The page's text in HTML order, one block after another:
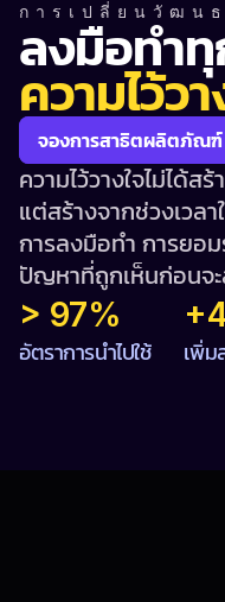
การเปลี่ยนวัฒน
ลงมือทำ
ความไว้ว
จองการสาธิตผลิตภัณฑ์
ความไว้วางใจไม่ได้ส
แต่สร้างจากช่วงเวล
การลงมือทำ การยอ
ปัญหาที่ถูกเห็นก่อนจ
> 97%
อัตราการนำไปใช้ เพิ่ม